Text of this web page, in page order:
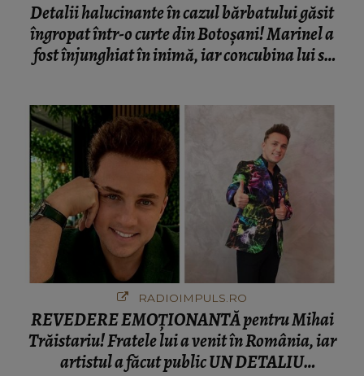
Detalii halucinante în cazul bărbatului găsit
îngropat într-o curte din Botoșani! Marinel a
fost înjunghiat în inimă, iar concubina lui se
RADIOIMPULS.RO
REVEDERE EMOȚIONANTĂ pentru Mihai
Trăistariu! Fratele lui a venit în România, iar
artistul a făcut public UN DETALIU